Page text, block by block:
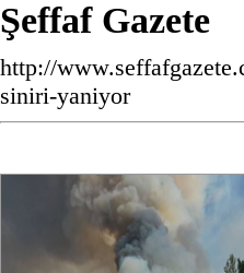
Şeffaf Gazete
http://
siniri-yaniyor